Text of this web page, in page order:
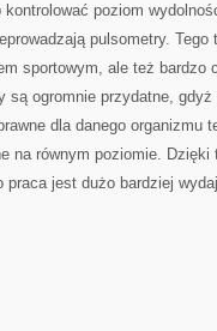
poziom
pulsometry.
sportowym, ale też bardzo
są ogromnie przydatne,
dla danego organizmu
na równym poziomie. Dzięki
jest dużo bardziej